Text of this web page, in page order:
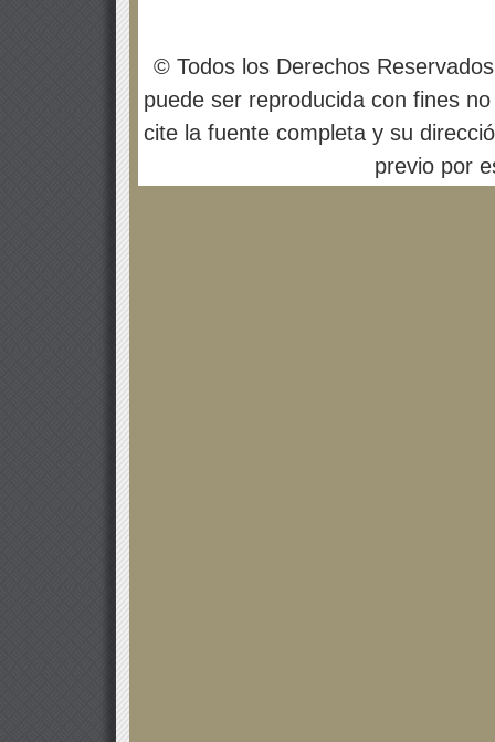
© Todos los Derechos
puede ser reproducida con fines
cite la fuente completa y su
previo por